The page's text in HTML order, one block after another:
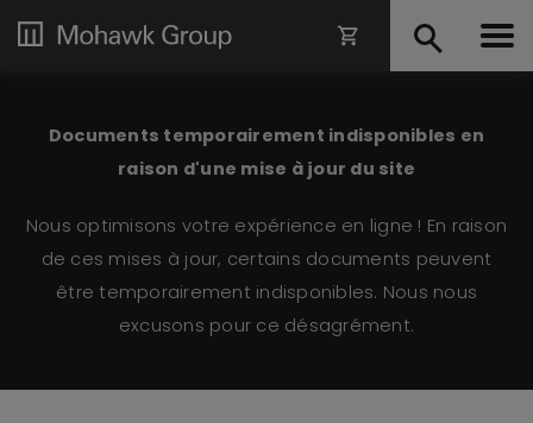
Documents temporairement indisponibles en
raison d'une mise à jour du site
Nous optimisons votre expérience en ligne ! En raison
de ces mises à jour, certains documents peuvent
être temporairement indisponibles. Nous nous
excusons pour ce désagrément.